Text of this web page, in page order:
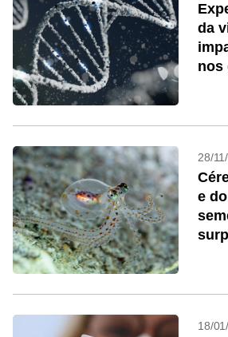
da
nos
28/
e
18/